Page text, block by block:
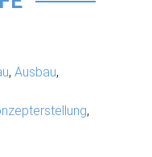
, Ausbau,
,